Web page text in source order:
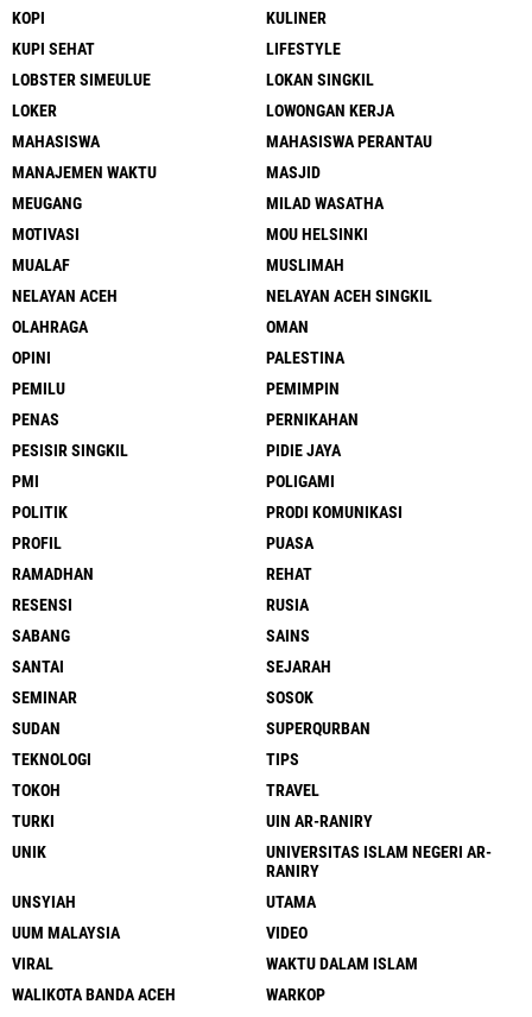
KOPI
KULINER
KUPI SEHAT
LIFESTYLE
LOBSTER SIMEULUE
LOKAN SINGKIL
LOKER
LOWONGAN KERJA
MAHASISWA
MAHASISWA PERANTAU
MANAJEMEN WAKTU
MASJID
MEUGANG
MILAD WASATHA
MOTIVASI
MOU HELSINKI
MUALAF
MUSLIMAH
NELAYAN ACEH
NELAYAN ACEH SINGKIL
OLAHRAGA
OMAN
OPINI
PALESTINA
PEMILU
PEMIMPIN
PENAS
PERNIKAHAN
PESISIR SINGKIL
PIDIE JAYA
PMI
POLIGAMI
POLITIK
PRODI KOMUNIKASI
PROFIL
PUASA
RAMADHAN
REHAT
RESENSI
RUSIA
SABANG
SAINS
SANTAI
SEJARAH
SEMINAR
SOSOK
SUDAN
SUPERQURBAN
TEKNOLOGI
TIPS
TOKOH
TRAVEL
TURKI
UIN AR-RANIRY
UNIK
UNIVERSITAS ISLAM NEGERI AR-
RANIRY
UNSYIAH
UTAMA
UUM MALAYSIA
VIDEO
VIRAL
WAKTU DALAM ISLAM
WALIKOTA BANDA ACEH
WARKOP